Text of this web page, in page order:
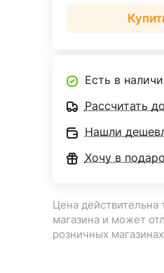
Есть в
Рассчитать
Нашли
Хочу в
Цена действительна
магазина и может
розничных магазинах